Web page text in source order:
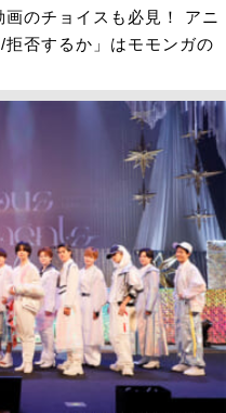
画のチョイスも必見！ アニ
否するか」はモモンガの